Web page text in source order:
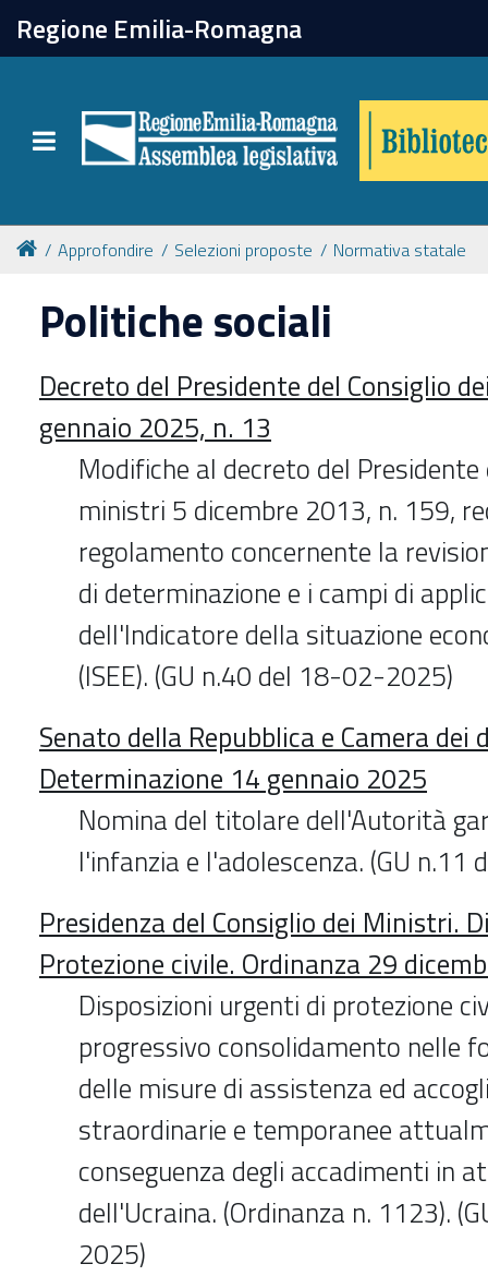
Regione Emilia-Romagna
Toggle navigation
chiudi
Catalogo online
Collezioni
Per approfondire
Appuntamenti
Prenotazione spazi
Approfondire Selezioni proposte Normativa statale
Politiche sociali
Decreto del Presidente del Consiglio
gennaio 2025, n. 13
Modifiche al decreto del Presidente
ministri 5 dicembre 2013, n. 159,
regolamento concernente la
di determinazione e i campi di
dell'Indicatore della situazione
(ISEE). (GU n.40 del 18-02-2025)
Senato della Repubblica e Camera dei
Determinazione 14 gennaio 2025
Nomina del titolare dell'Autorità
l'infanzia e l'adolescenza. (GU
Presidenza del Consiglio dei Ministri.
Protezione civile. Ordinanza 29
Disposizioni urgenti di protezione
progressivo consolidamento nelle
delle misure di assistenza ed
straordinarie e temporanee
conseguenza degli accadimenti in
dell'Ucraina. (Ordinanza n. 1123).
2025)